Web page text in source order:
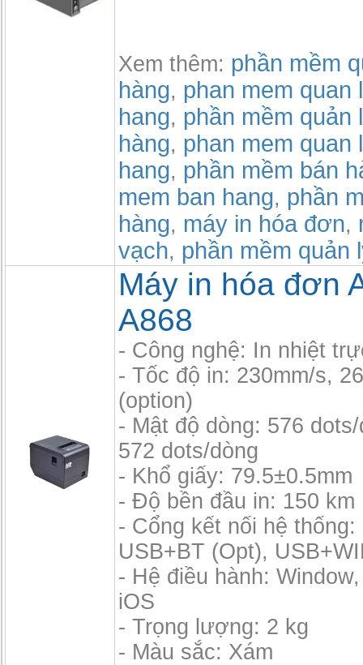
Xem thêm: phần mềm
hàng, phan mem quan
hang, phần mềm quản
hàng, phan mem quan
hang, phần mềm bán
mem ban hang, phần
hàng, máy in hóa đơn,
vạch, phần mềm quản
Máy in hóa đơn
A868
- Công nghệ: In nhiệt
- Tốc độ in: 230mm/s,
(option)
- Mật độ dòng: 576
572 dots/dòng
- Khổ giấy: 79.5±0.5mm
- Độ bền đầu in: 150 km
- Cổng kết nối hệ thống:
USB+BT (Opt),
- Hệ điều hành:
iOS
- Trọng lượng: 2 kg
- Màu sắc: Xám